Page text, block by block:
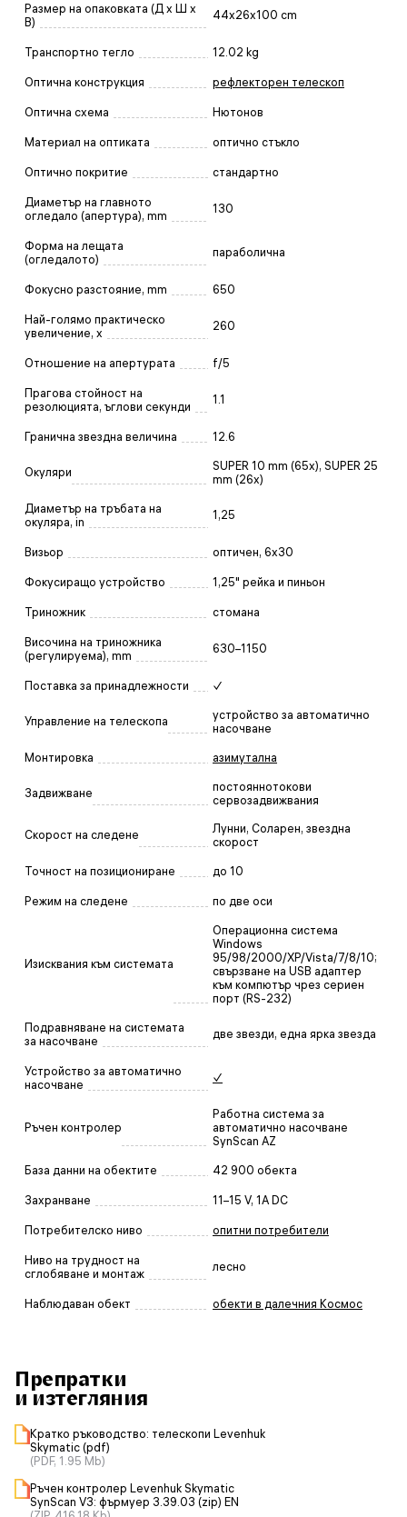
Размер на опаковката (Д x Ш x
В)
44x26x100 cm
Транспортно тегло 12.02 kg
Оптична конструкция рефлекторен телескоп
Оптична схема Нютонов
Материал на оптиката оптично стъкло
Оптично покритие стандартно
Диаметър на главното
огледало (апертура), mm
130
Форма на лещата
(огледалото)
параболична
Фокусно разстояние, mm 650
Най-голямо практическо
увеличение, x
260
Отношение на апертурата f/5
Прагова стойност на
резолюцията, ъглови секунди
1.1
Гранична звездна величина 12.6
Окуляри
SUPER 10 mm (65x), SUPER 25
mm (26x)
Диаметър на тръбата на
окуляра, in
1,25
Визьор оптичен, 6x30
Фокусиращо устройство 1,25" рейка и пиньон
Триножник стомана
Височина на триножника
(регулируема), mm
630–1150
Поставка за принадлежности ✓
Управление на телескопа
устройство за автоматично
насочване
Монтировка азимутална
Задвижване
постояннотокови
сервозадвижвания
Скорост на следене
Лунни, Соларен, звездна
скорост
Точност на позициониране до 10
Режим на следене по две оси
Изисквания към системата
Операционна система
Windows
95/98/2000/XP/Vista/7/8/10;
свързване на USB адаптер
към компютър чрез сериен
порт (RS-232)
Подравняване на системата
за насочване
две звезди, една ярка звезда
Устройство за автоматично
насочване
✓
Ръчен контролер
Работна система за
автоматично насочване
SynScan AZ
База данни на обектите 42 900 обекта
Захранване 11–15 V, 1A DC
Потребителско ниво опитни потребители
Ниво на трудност на
сглобяване и монтаж
лесно
Наблюдаван обект обекти в далечния Космос
Препратки
и изтегляния
Кратко ръководство: телескопи Levenhuk
Skymatic (pdf)
(PDF, 1.95 Mb)
Ръчен контролер Levenhuk Skymatic
SynScan V3: фърмуер 3.39.03 (zip) EN